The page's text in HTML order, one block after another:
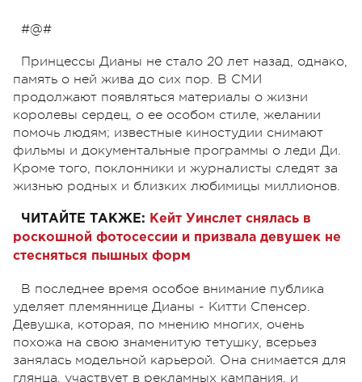
#@#
Принцессы Дианы не стало 20 лет назад, однако,
память о ней жива до сих пор. В СМИ
продолжают появляться материалы о жизни
королевы сердец, о ее особом стиле, желании
помочь людям; известные киностудии снимают
фильмы и документальные программы о леди Ди.
Кроме того, поклонники и журналисты следят за
жизнью родных и близких любимицы миллионов.
ЧИТАЙТЕ ТАКЖЕ: Кейт Уинслет снялась в
роскошной фотосессии и призвала девушек не
стесняться пышных форм
В последнее время особое внимание публика
уделяет племяннице Дианы - Китти Спенсер.
Девушка, которая, по мнению многих, очень
похожа на свою знаменитую тетушку, всерьез
занялась модельной карьерой. Она снимается для
глянца, участвует в рекламных кампания, и